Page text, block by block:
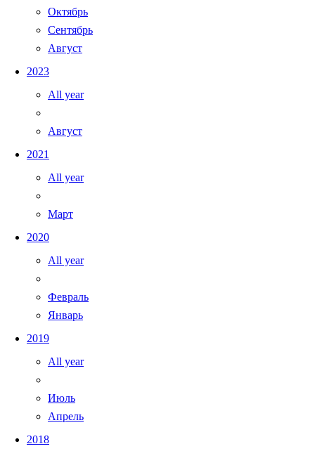
Октябрь
Сентябрь
Август
2023
All year
Август
2021
All year
Март
2020
All year
Февраль
Январь
2019
All year
Июль
Апрель
2018